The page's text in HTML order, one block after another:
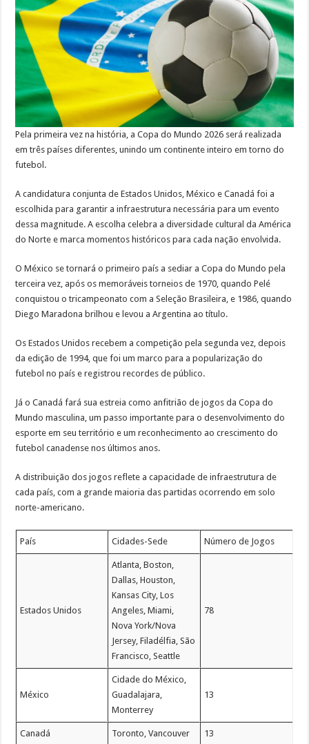
Pela primeira vez na história, a Copa do Mundo 2026 será realizada
em três países diferentes, unindo um continente inteiro em torno do
futebol.
A candidatura conjunta de Estados Unidos, México e Canadá foi a
escolhida para garantir a infraestrutura necessária para um evento
dessa magnitude. A escolha celebra a diversidade cultural da América
do Norte e marca momentos históricos para cada nação envolvida.
O México se tornará o primeiro país a sediar a Copa do Mundo pela
terceira vez, após os memoráveis torneios de 1970, quando Pelé
conquistou o tricampeonato com a Seleção Brasileira, e 1986, quando
Diego Maradona brilhou e levou a Argentina ao título.
Os Estados Unidos recebem a competição pela segunda vez, depois
da edição de 1994, que foi um marco para a popularização do
futebol no país e registrou recordes de público.
Já o Canadá fará sua estreia como anfitrião de jogos da Copa do
Mundo masculina, um passo importante para o desenvolvimento do
esporte em seu território e um reconhecimento ao crescimento do
futebol canadense nos últimos anos.
A distribuição dos jogos reflete a capacidade de infraestrutura de
cada país, com a grande maioria das partidas ocorrendo em solo
norte-americano.
País Cidades-Sede Número de Jogos
Estados Unidos
Atlanta, Boston,
Dallas, Houston,
Kansas City, Los
Angeles, Miami,
Nova York/Nova
Jersey, Filadélfia, São
Francisco, Seattle
78
México
Cidade do México,
Guadalajara,
Monterrey
13
Canadá Toronto, Vancouver 13